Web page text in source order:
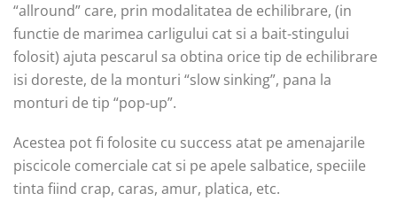
“allround” care, prin modalitatea de echilibrare, (in
functie de marimea carligului cat si a bait-stingului
folosit) ajuta pescarul sa obtina orice tip de echilibrare
isi doreste, de la monturi “slow sinking”, pana la
monturi de tip “pop-up”.
Acestea pot fi folosite cu success atat pe amenajarile
piscicole comerciale cat si pe apele salbatice, speciile
tinta fiind crap, caras, amur, platica, etc.